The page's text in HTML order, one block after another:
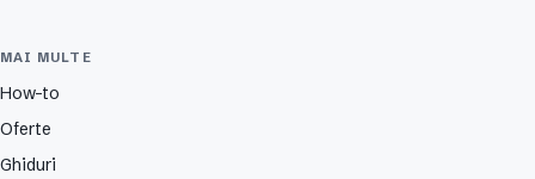
MAI MULTE
How-to
Oferte
Ghiduri